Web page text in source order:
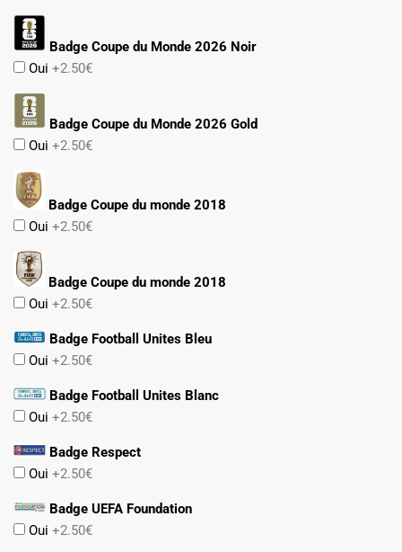
Badge Coupe du Monde 2026 Noir
Oui +2.50€
Badge Coupe du Monde 2026 Gold
Oui +2.50€
Badge Coupe du monde 2018
Oui +2.50€
Badge Coupe du monde 2018
Oui +2.50€
Badge Football Unites Bleu
Oui +2.50€
Badge Football Unites Blanc
Oui +2.50€
Badge Respect
Oui +2.50€
Badge UEFA Foundation
Oui +2.50€